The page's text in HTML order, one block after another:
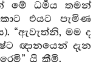
මේ ධර්‍මය තමන්
එයට පැමිණ
“ඇවැත්නි, මම ද
ඥානයෙන් දැන
යි කීමි.